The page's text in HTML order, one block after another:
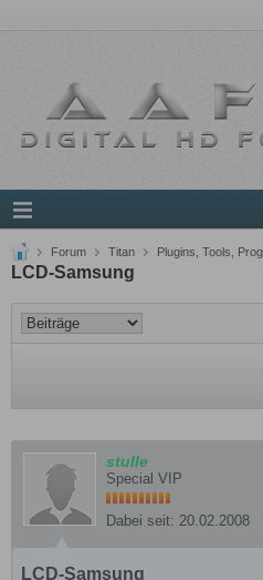
Forum Titan Plugins, Tools,
LCD-Samsung
stulle
Special VIP
Dabei seit: 20.02.2008
LCD-Samsung